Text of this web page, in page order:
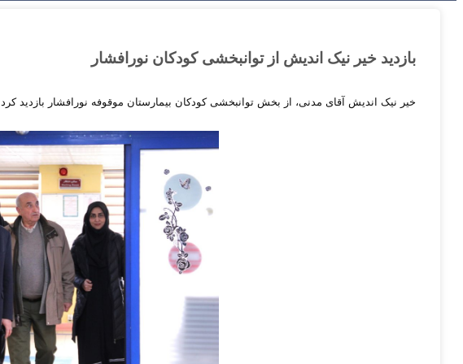
بازدید خیر نیک اندیش از توانبخشی کودکان نورافشار
خیر نیک اندیش آقای مدنی، از بخش توانبخشی کودکان بیمارستان موقوفه نورافشار بازدید کرد